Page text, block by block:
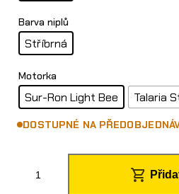
Barva niplů
Stříbrná
Motorka
Sur-Ron Light Bee Talaria
DOSTUPNÉ NA